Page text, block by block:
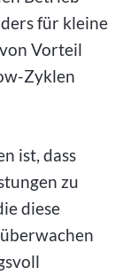
für kleine
Vorteil
Zyklen
ist, dass
zu
diese